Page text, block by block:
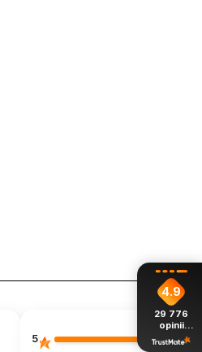
5 88%
4.9
29 776
opinii
z całego
okresu